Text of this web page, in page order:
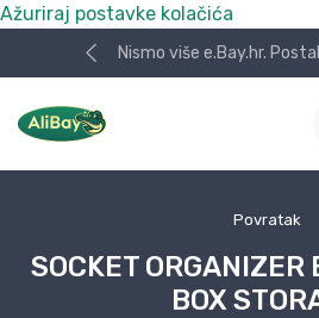
Ažuriraj postavke kolačića
Nismo više e.Bay.hr.
Povratak
SOCKET ORGANIZER
BOX